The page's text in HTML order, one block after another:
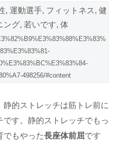
498256/#content
的ストレッチは筋トレ前に
す。静的ストレッチでもっ
でもやった長座体前屈です